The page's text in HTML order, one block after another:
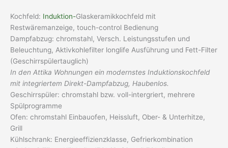
Kochfeld: Induktion-Glaskeramikkochfeld mit
Restwäremanzeige, touch-control Bedienung
Dampfabzug: chromstahl, Versch. Leistungsstufen und
Beleuchtung, Aktivkohlefilter longlife Ausführung und Fett-Filter
(Geschirrspülertauglich)
In den Attika Wohnungen ein modernstes Induktionskochfeld
mit integriertem Direkt-Dampfabzug, Haubenlos.
Geschirrspüler: chromstahl bzw. voll-intergriert, mehrere
Spülprogramme
Ofen: chromstahl Einbauofen, Heissluft, Ober- & Unterhitze,
Grill
Kühlschrank: Energieeffizienzklasse, Gefrierkombination